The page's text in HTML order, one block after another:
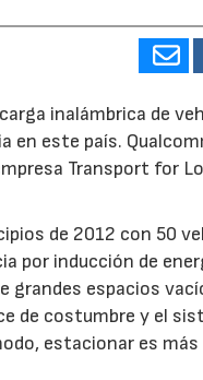
inalámbrica de
en este país.
Transport for
de 2012 con 50
por inducción de
espacios
de costumbre y el
estacionar es